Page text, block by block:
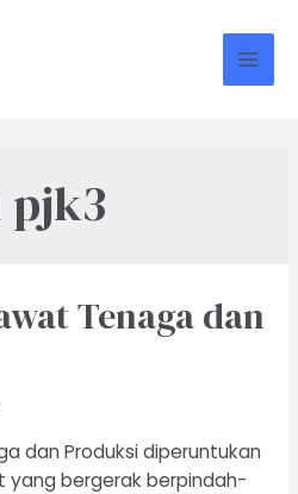
pjk3
Tenaga dan
dan Produksi diperuntukan
bergerak berpindah-